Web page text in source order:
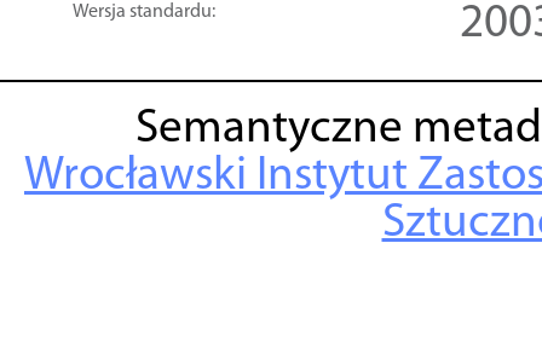
Wersja standardu:
Semantyczne
Wrocławski Instytut